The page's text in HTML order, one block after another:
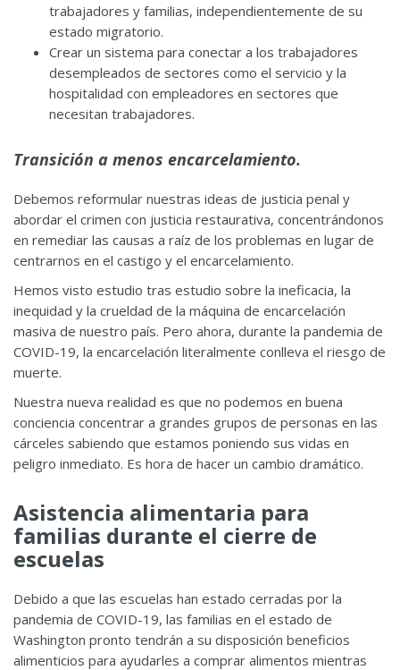
trabajadores y familias, independientemente de su
estado migratorio.
Crear un sistema para conectar a los trabajadores
desempleados de sectores como el servicio y la
hospitalidad con empleadores en sectores que
necesitan trabajadores.
Transición a menos encarcelamiento.
Debemos reformular nuestras ideas de justicia penal y
abordar el crimen con justicia restaurativa, concentrándonos
en remediar las causas a raíz de los problemas en lugar de
centrarnos en el castigo y el encarcelamiento.
Hemos visto estudio tras estudio sobre la ineficacia, la
inequidad y la crueldad de la máquina de encarcelación
masiva de nuestro país. Pero ahora, durante la pandemia de
COVID-19, la encarcelación literalmente conlleva el riesgo de
muerte.
Nuestra nueva realidad es que no podemos en buena
conciencia concentrar a grandes grupos de personas en las
cárceles sabiendo que estamos poniendo sus vidas en
peligro inmediato. Es hora de hacer un cambio dramático.
Asistencia alimentaria para
familias durante el cierre de
escuelas
Debido a que las escuelas han estado cerradas por la
pandemia de COVID-19, las familias en el estado de
Washington pronto tendrán a su disposición beneficios
alimenticios para ayudarles a comprar alimentos mientras